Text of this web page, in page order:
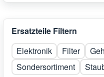
Ersatzteile Filtern
Elektronik
Filter
Sondersortiment